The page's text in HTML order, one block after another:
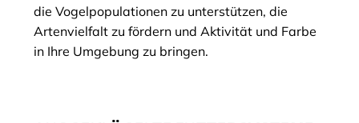
die Vogelpopulationen zu unterstützen, die
Artenvielfalt zu fördern und Aktivität und Farbe
in Ihre Umgebung zu bringen.